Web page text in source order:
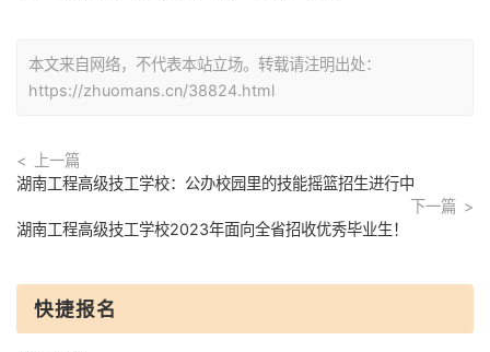
本文来自网络，不代表本站立场。转载请注明出处：
https://zhuomans.cn/38824.html
上一篇
湖南工程高级技工学校：公办校园里的技能摇篮招生进行中
下一篇
湖南工程高级技工学校2023年面向全省招收优秀毕业生！
快捷报名